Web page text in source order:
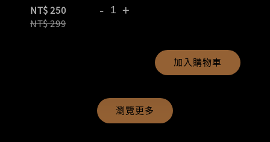
NT$ 250
NT$ 299
- +
加入購物車
瀏覽更多